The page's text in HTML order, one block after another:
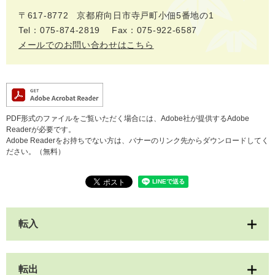
〒617-8772
京都府向日市寺戸町小佃5番地の1
Tel：075-874-2819
Fax：075-922-6587
メールでのお問い合わせはこちら
PDF形式のファイルをご覧いただく場合には、Adobe社が提供するAdobe
Readerが必要です。
Adobe Readerをお持ちでない方は、バナーのリンク先からダウンロードしてく
ださい。（無料）
転入
転出